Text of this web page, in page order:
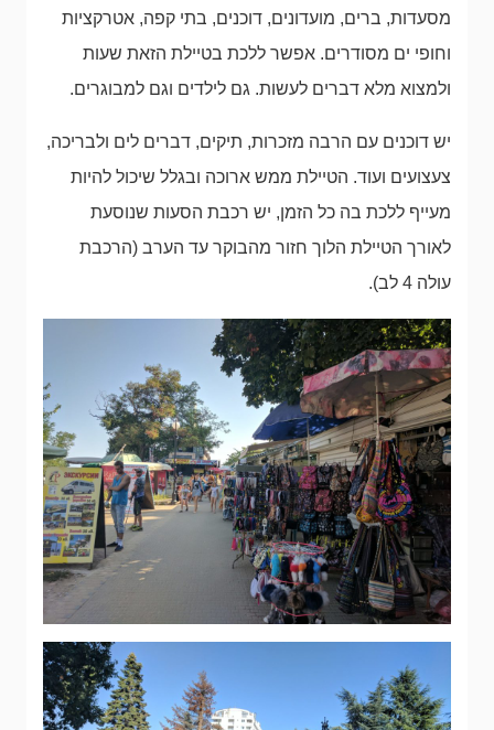
מסעדות, ברים, מועדונים, דוכנים, בתי קפה, אטרקציות
וחופי ים מסודרים. אפשר ללכת בטיילת הזאת שעות
ולמצוא מלא דברים לעשות. גם לילדים וגם למבוגרים.
יש דוכנים עם הרבה מזכרות, תיקים, דברים לים ולבריכה,
צעצועים ועוד. הטיילת ממש ארוכה ובגלל שיכול להיות
מעייף ללכת בה כל הזמן, יש רכבת הסעות שנוסעת
לאורך הטיילת הלוך חזור מהבוקר עד הערב (הרכבת
עולה 4 לב).